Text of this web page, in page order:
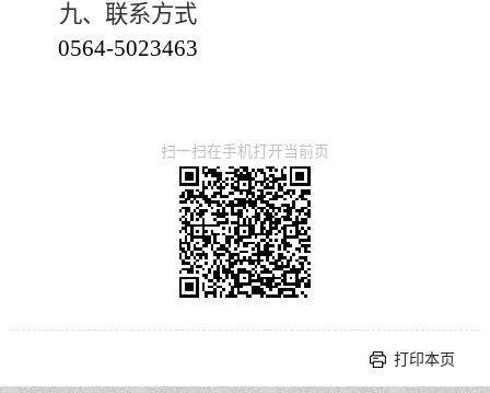
九、联系方式
0564-5023463
扫一扫在手机打开当前页
打印本页